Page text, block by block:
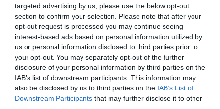
targeted advertising by us, please use the below opt-out
section to confirm your selection. Please note that after your
opt-out request is processed you may continue seeing
interest-based ads based on personal information utilized by
us or personal information disclosed to third parties prior to
your opt-out. You may separately opt-out of the further
disclosure of your personal information by third parties on the
IAB’s list of downstream participants. This information may
also be disclosed by us to third parties on the IAB’s List of
Downstream Participants that may further disclose it to other
Συνάντηση του Περιφερειάρχη Κρήτης με τον
Πρύτανη του Πανεπιστημίου Κρήτης και τον
Πρόεδρο του ΙΤΕ
22:46
ΟΙΚΟΝΟΜΙΑ
Εξωδικαστικός Μηχανισμός: Πάνω από 20 δισ.
ευρώ οι ρυθμισμένες οφειλές
ΠΕΡΙΣΣΟΤΕΡΑ
ΣΧΕΣΕΙΣ ΚΑΙ SEX
Πώς τερματίζονται οι σχέσεις με